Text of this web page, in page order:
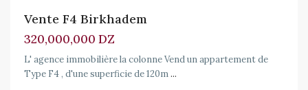
Vente F4 Birkhadem
320,000,000 DZ
L' agence immobilière la colonne Vend un appartement de
Type F4 , d'une superficie de 120m...